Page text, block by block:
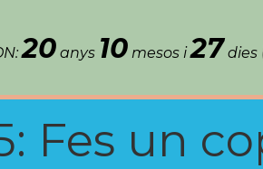
20 anys 10 mesos i27 dies
Fes un